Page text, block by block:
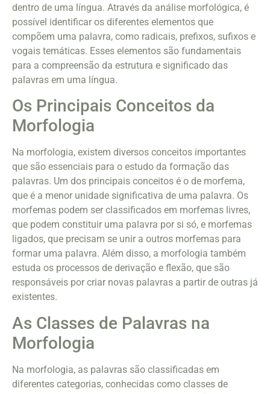
dentro de uma língua. Através da análise morfológica, é
possível identificar os diferentes elementos que
compõem uma palavra, como radicais, prefixos, sufixos e
vogais temáticas. Esses elementos são fundamentais
para a compreensão da estrutura e significado das
palavras em uma língua.
Os Principais Conceitos da
Morfologia
Na morfologia, existem diversos conceitos importantes
que são essenciais para o estudo da formação das
palavras. Um dos principais conceitos é o de morfema,
que é a menor unidade significativa de uma palavra. Os
morfemas podem ser classificados em morfemas livres,
que podem constituir uma palavra por si só, e morfemas
ligados, que precisam se unir a outros morfemas para
formar uma palavra. Além disso, a morfologia também
estuda os processos de derivação e flexão, que são
responsáveis por criar novas palavras a partir de outras já
existentes.
As Classes de Palavras na
Morfologia
Na morfologia, as palavras são classificadas em
diferentes categorias, conhecidas como classes de